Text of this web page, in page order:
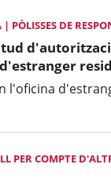
PÒLISSES DE
l'oficina
PER COMPTE